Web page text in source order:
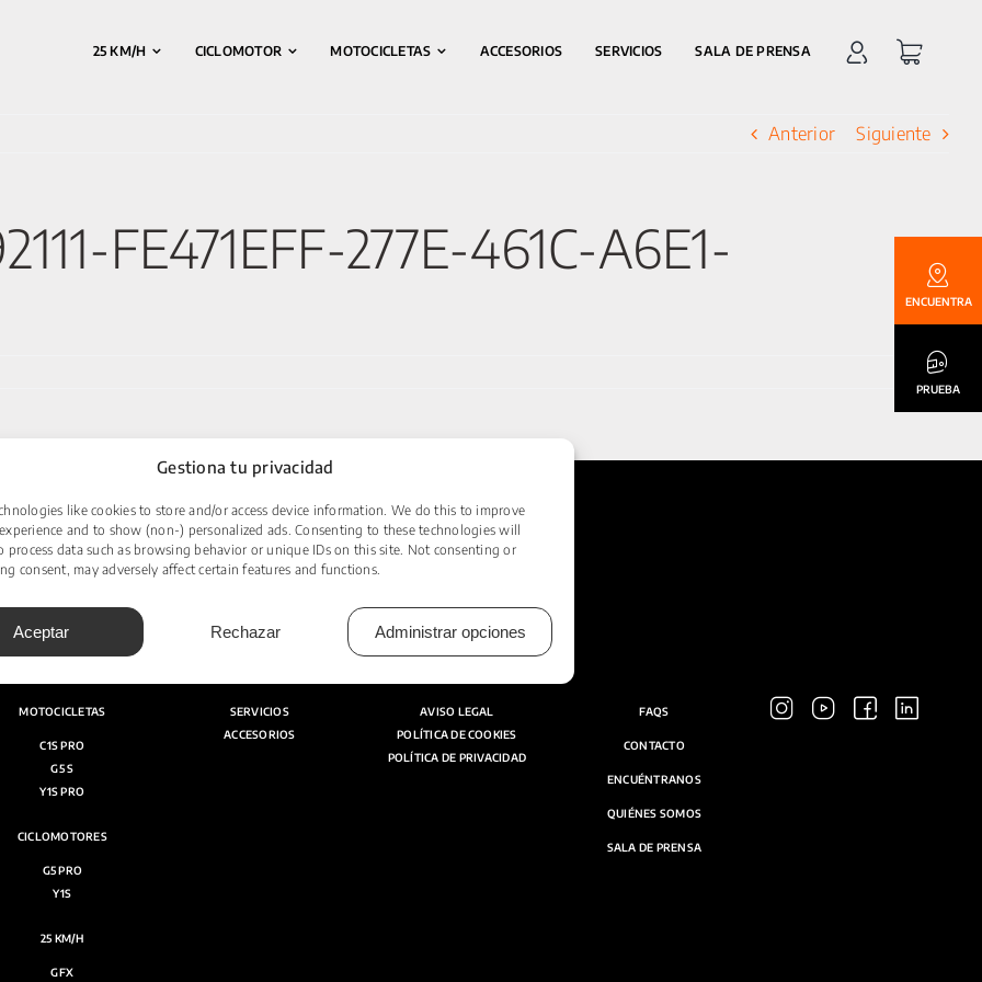
Gestiona tu privacidad
like cookies to store and/or access device information. We do this to improve
and to show (non-) personalized ads. Consenting to these technologies will
process data such as browsing behavior or unique IDs on this site. Not consenting or
consent, may adversely affect certain features and functions.
Aceptar Rechazar Administrar opciones
25 KM/H CICLOMOTOR MOTOCICLETAS ACCESORIOS SERVICIOS SALA DE PRENSA
Anterior Siguiente
FE471EFF-277E-461C-A6E1-
MOTOCICLETAS
C1S PRO
G5 S
Y1S PRO
CICLOMOTORES
G5 PRO
Y1S
25 KM/H
GFX
SERVICIOS
ACCESORIOS
AVISO LEGAL
POLÍTICA DE COOKIES
POLÍTICA DE PRIVACIDAD
FAQS
CONTACTO
ENCUÉNTRANOS
QUIÉNES SOMOS
SALA DE PRENSA
ENCUENTRA
PRUEBA